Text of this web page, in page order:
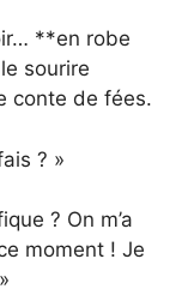
**en robe
sourire
conte de fées.
? »
? On m’a
moment ! Je